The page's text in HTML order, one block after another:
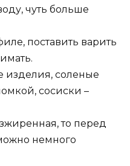
чуть больше
поставить варить
изделия, соленые
сосиски –
то перед
немного